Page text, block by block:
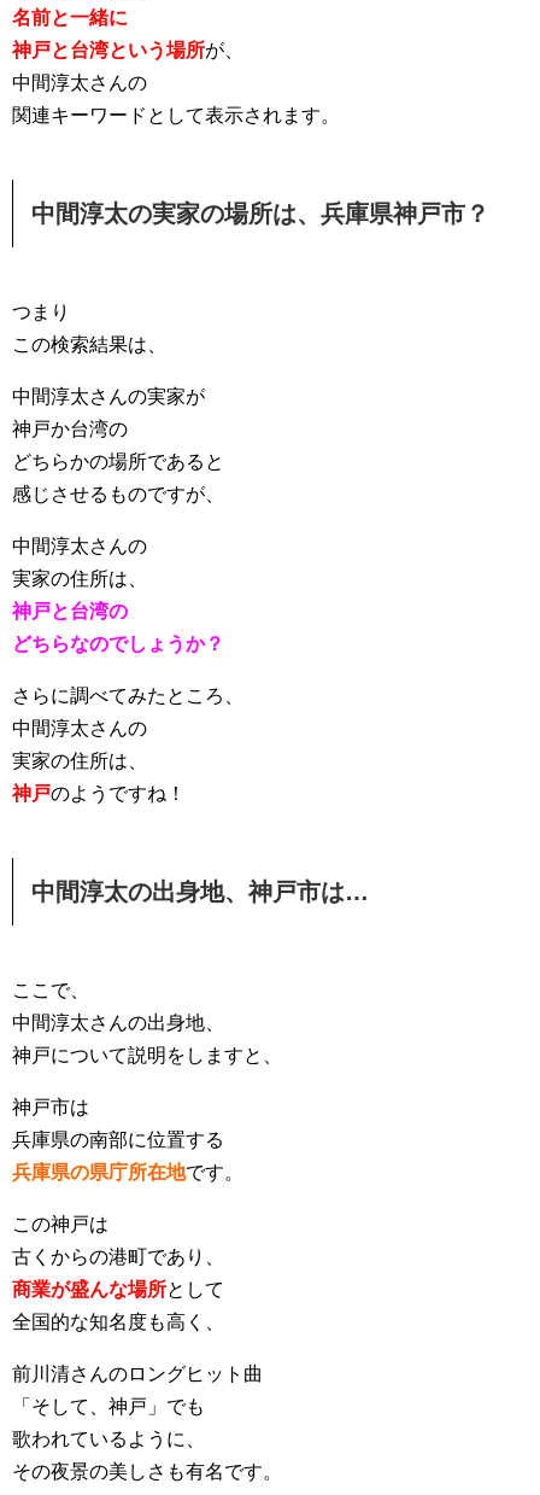
名前と一緒に
神戸と台湾という場所が、
中間淳太さんの
関連キーワードとして表示されます。
中間淳太の実家の場所は、兵庫県神戸市？
つまり
この検索結果は、
中間淳太さんの実家が
神戸か台湾の
どちらかの場所であると
感じさせるものですが、
中間淳太さんの
実家の住所は、
神戸と台湾の
どちらなのでしょうか？
さらに調べてみたところ、
中間淳太さんの
実家の住所は、
神戸のようですね！
中間淳太の出身地、神戸市は…
ここで、
中間淳太さんの出身地、
神戸について説明をしますと、
神戸市は
兵庫県の南部に位置する
兵庫県の県庁所在地です。
この神戸は
古くからの港町であり、
商業が盛んな場所として
全国的な知名度も高く、
前川清さんのロングヒット曲
「そして、神戸」でも
歌われているように、
その夜景の美しさも有名です。